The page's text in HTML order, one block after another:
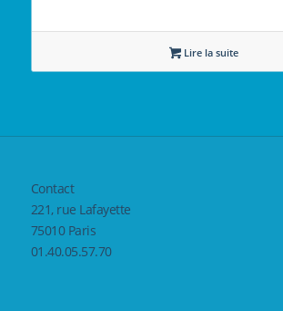
Lire la suite
Contact
221, rue Lafayette
75010 Paris
01.40.05.57.70